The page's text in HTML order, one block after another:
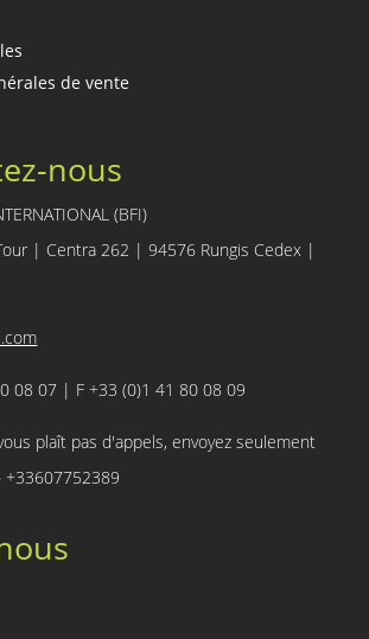
de vente
nous
(BFI)
| Centra 262 | 94576 Rungis Cedex |
08 07 | F +33 (0)1 41 80 08 09
plaît pas d'appels, envoyez seulement
+33607752389